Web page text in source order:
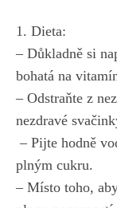
1. Dieta:
– Důkladně si
bohatá⁣ na
– Odstraňte​ z
nezdravé
– ⁣Pijte ⁣hodně
plným cukru.
– Místo toho,